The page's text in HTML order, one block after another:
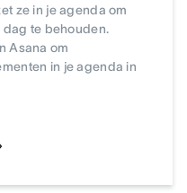
ze in je agenda om
te behouden.
Asana om
in je agenda in